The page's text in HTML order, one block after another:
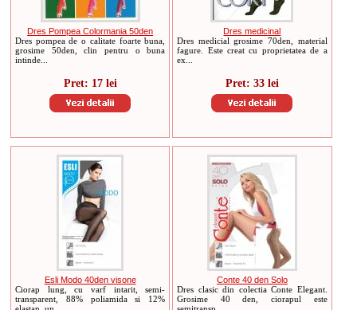
Dres Pompea Colormania 50den
Dres pompea de o calitate foarte buna,
grosime 50den, clin pentru o buna
intinde...
Pret: 17 lei
Dres medicinal
Dres medicial grosime 70den, material
fagure. Este creat cu proprietatea de a
ex...
Pret: 33 lei
Esli Modo 40den visone
Ciorap lung, cu varf intarit, semi-
transparent, 88% poliamida si 12%
Conte 40 den Solo
Dres clasic din colectia Conte Elegant.
Grosime 40 den, ciorapul este